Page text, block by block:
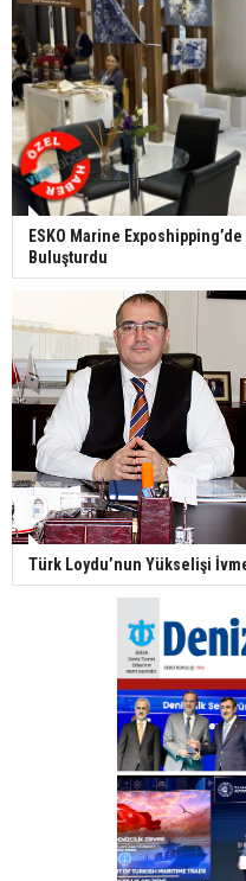
ESKO Marine
Buluşturdu
Türk Loydu’nun Yükselişi